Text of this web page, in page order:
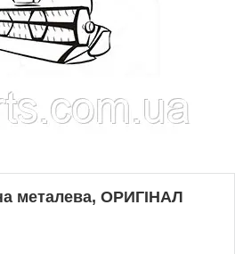
металева, ОРИГІНАЛ